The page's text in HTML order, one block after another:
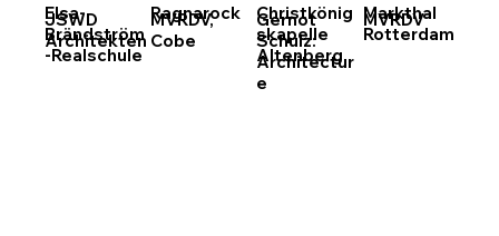
Elsa-
Brändström
-Realschule
JSWD
Architekten
Ragnarock
MVRDV,
Cobe
Christkönig
skapelle
Altenberg
Gernot
Schulz:
Architectur
e
Markthal
Rotterdam
MVRDV